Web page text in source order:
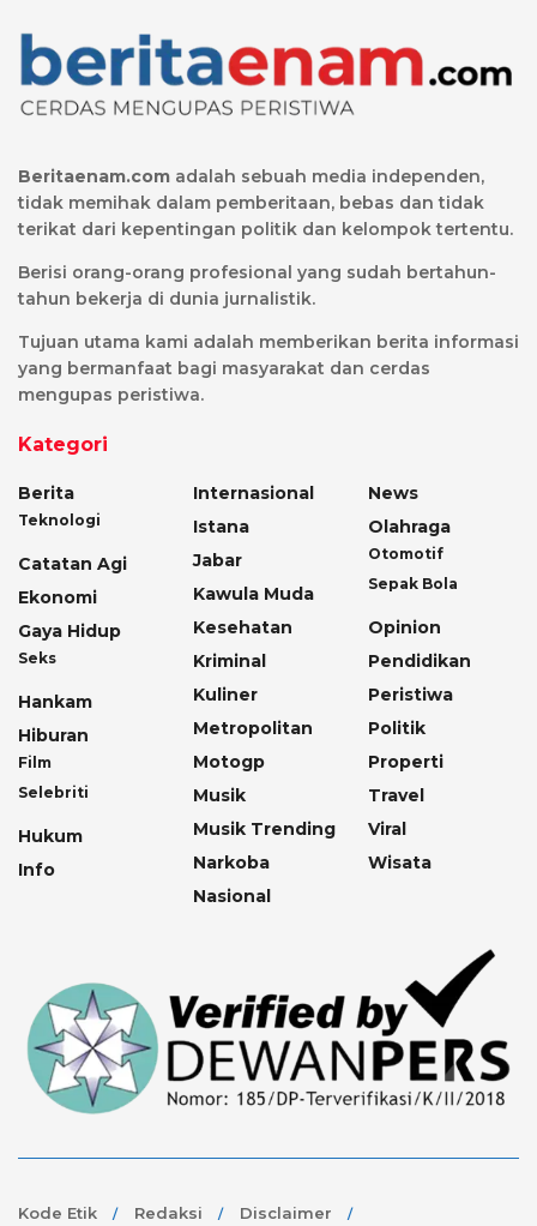
Beritaenam.com adalah sebuah media independen,
tidak memihak dalam pemberitaan, bebas dan tidak
terikat dari kepentingan politik dan kelompok tertentu.
Berisi orang-orang profesional yang sudah bertahun-
tahun bekerja di dunia jurnalistik.
Tujuan utama kami adalah memberikan berita informasi
yang bermanfaat bagi masyarakat dan cerdas
mengupas peristiwa.
Kategori
Berita
Teknologi
Catatan Agi
Ekonomi
Gaya Hidup
Seks
Hankam
Hiburan
Film
Selebriti
Hukum
Info
Internasional
Istana
Jabar
Kawula Muda
Kesehatan
Kriminal
Kuliner
Metropolitan
Motogp
Musik
Musik Trending
Narkoba
Nasional
News
Olahraga
Otomotif
Sepak Bola
Opinion
Pendidikan
Peristiwa
Politik
Properti
Travel
Viral
Wisata
Kode Etik Redaksi Disclaimer